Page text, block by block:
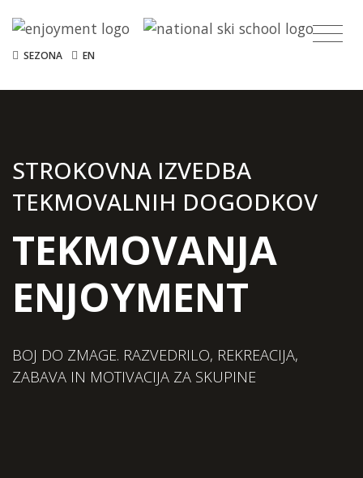
SEZONA EN
STROKOVNA IZVEDBA
TEKMOVALNIH DOGODKOV
TEKMOVANJA
ENJOYMENT
BOJ DO ZMAGE. RAZVEDRILO, REKREACIJA,
ZABAVA IN MOTIVACIJA ZA SKUPINE